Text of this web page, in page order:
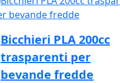
Bicchieri PLA 200cc
trasparenti per
bevande fredde